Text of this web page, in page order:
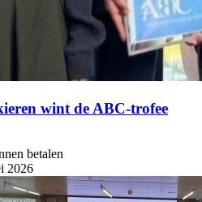
wint de ABC‑trofee
betalen
2026